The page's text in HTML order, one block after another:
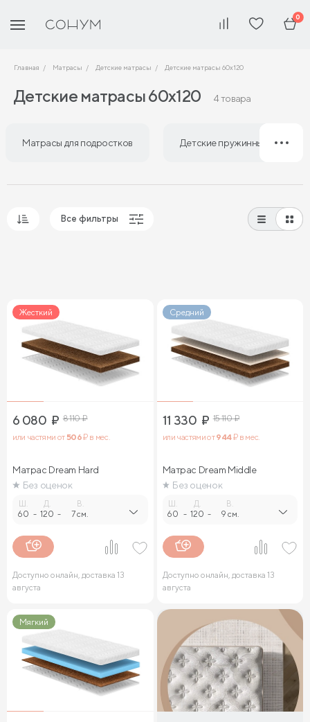
0
Главная Матрасы Детские матрасы Детские матрасы 60х120
Детские матрасы 60х120 4 товара
Матрасы для подростков Детские пружинные матрасы
Все фильтры
Жесткий
6 080 ₽ 8 110₽
или частями от506₽ в мес.
Матрас Dream Hard
Без оценок
Ш.
60 -
Д.
120 -
В.
7 см.
Доступно онлайн, доставка 13
августа
Средний
11 330 ₽ 15 110₽
или частями от944₽ в мес.
Матрас Dream Middle
Без оценок
Ш.
60 -
Д.
120 -
В.
9 см.
Доступно онлайн, доставка 13
августа
Мягкий